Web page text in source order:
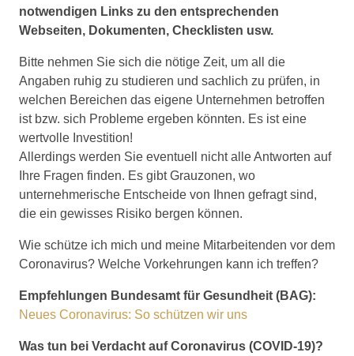
notwendigen Links zu den entsprechenden
Webseiten, Dokumenten, Checklisten usw.
Bitte nehmen Sie sich die nötige Zeit, um all die
Angaben ruhig zu studieren und sachlich zu prüfen, in
welchen Bereichen das eigene Unternehmen betroffen
ist bzw. sich Probleme ergeben könnten. Es ist eine
wertvolle Investition!
Allerdings werden Sie eventuell nicht alle Antworten auf
Ihre Fragen finden. Es gibt Grauzonen, wo
unternehmerische Entscheide von Ihnen gefragt sind,
die ein gewisses Risiko bergen können.
Wie schütze ich mich und meine Mitarbeitenden vor dem
Coronavirus? Welche Vorkehrungen kann ich treffen?
Empfehlungen Bundesamt für Gesundheit (BAG):
Neues Coronavirus: So schützen wir uns
Was tun bei Verdacht auf Coronavirus (COVID-19)?